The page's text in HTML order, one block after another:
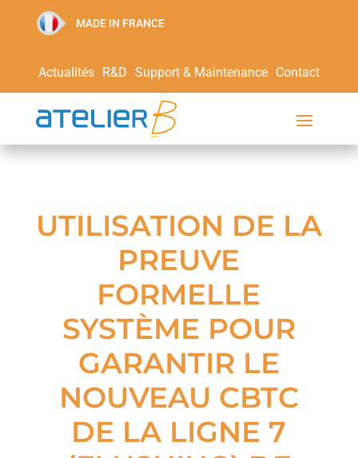
MADE IN FRANCE
Actualités R&D Support & Maintenance Contact
UTILISATION DE LA
PREUVE
FORMELLE
SYSTÈME POUR
GARANTIR LE
NOUVEAU CBTC
DE LA LIGNE 7